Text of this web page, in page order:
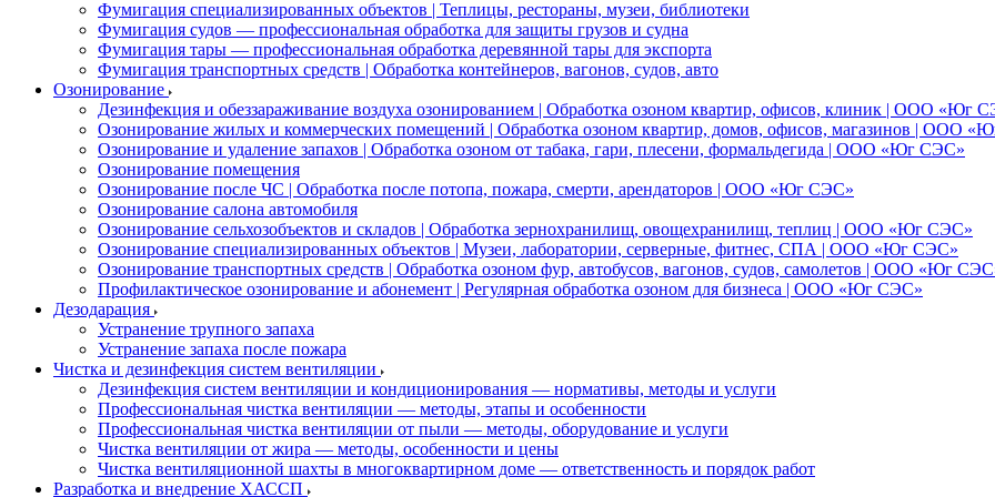
Фумигация специализированных объектов | Теплицы, рестораны, музеи, библиотеки
Фумигация судов — профессиональная обработка для защиты грузов и судна
Фумигация тары — профессиональная обработка деревянной тары для экспорта
Фумигация транспортных средств | Обработка контейнеров, вагонов, судов, авто
Озонирование
Дезинфекция и обеззараживание воздуха озонированием | Обработка озоном квартир, офисов, клиник | ООО «Юг
Озонирование жилых и коммерческих помещений | Обработка озоном квартир, домов, офисов, магазинов | ООО
Озонирование и удаление запахов | Обработка озоном от табака, гари, плесени, формальдегида | ООО «Юг СЭС»
Озонирование помещения
Озонирование после ЧС | Обработка после потопа, пожара, смерти, арендаторов | ООО «Юг СЭС»
Озонирование салона автомобиля
Озонирование сельхозобъектов и складов | Обработка зернохранилищ, овощехранилищ, теплиц | ООО «Юг СЭС»
Озонирование специализированных объектов | Музеи, лаборатории, серверные, фитнес, СПА | ООО «Юг СЭС»
Озонирование транспортных средств | Обработка озоном фур, автобусов, вагонов, судов, самолетов | ООО «Юг
Профилактическое озонирование и абонемент | Регулярная обработка озоном для бизнеса | ООО «Юг СЭС»
Дезодарация
Устранение трупного запаха
Устранение запаха после пожара
Чистка и дезинфекция систем вентиляции
Дезинфекция систем вентиляции и кондиционирования — нормативы, методы и услуги
Профессиональная чистка вентиляции — методы, этапы и особенности
Профессиональная чистка вентиляции от пыли — методы, оборудование и услуги
Чистка вентиляции от жира — методы, особенности и цены
Чистка вентиляционной шахты в многоквартирном доме — ответственность и порядок работ
Разработка и внедрение ХАССП